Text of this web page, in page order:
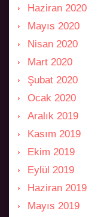
Haziran 2020
Mayıs 2020
Nisan 2020
Mart 2020
Şubat 2020
Ocak 2020
Aralık 2019
Kasım 2019
Ekim 2019
Eylül 2019
Haziran 2019
Mayıs 2019